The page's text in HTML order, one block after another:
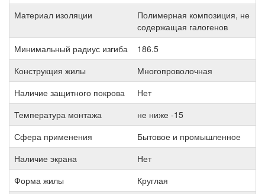
Материал изоляции
Полимерная композиция, не
содержащая галогенов
Минимальный радиус изгиба
186.5
Конструкция жилы
Многопроволочная
Наличие защитного покрова
Нет
Температура монтажа
не ниже -15
Сфера применения
Бытовое и промышленное
Наличие экрана
Нет
Форма жилы
Круглая